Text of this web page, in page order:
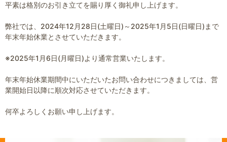
平素は格別のお引き立てを賜り厚く御礼申し上げます。
弊社では、2024年12月28日(土曜日)～2025年1月5日(日曜日)まで
年末年始休業とさせていただきます。
※2025年1月6日(月曜日)より通常営業いたします。
年末年始休業期間中にいただいたお問い合わせにつきましては、営
業開始日以降に順次対応させていただきます。
何卒よろしくお願い申し上げます。